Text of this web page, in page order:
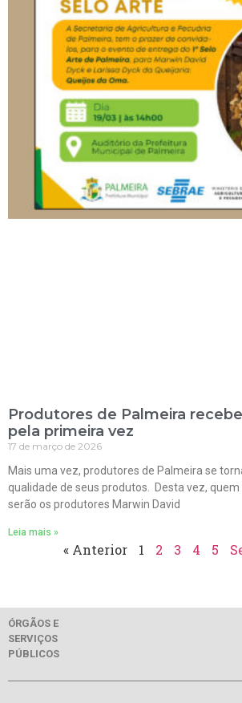
Produtores de Palmeira
pela primeira vez
17 de março de 2026
Mais uma vez, produtores de Palmeira se
qualidade de seus produtos. Desta vez,
serão os produtores Marwin David
Leia mais »
« Anterior 1 2 3 4 5
ÓRGÃOS E
SERVIÇOS
PÚBLICOS